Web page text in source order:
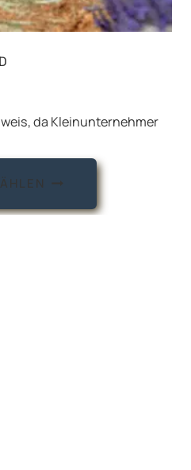
da Kleinunternehmer
Dieses
weist